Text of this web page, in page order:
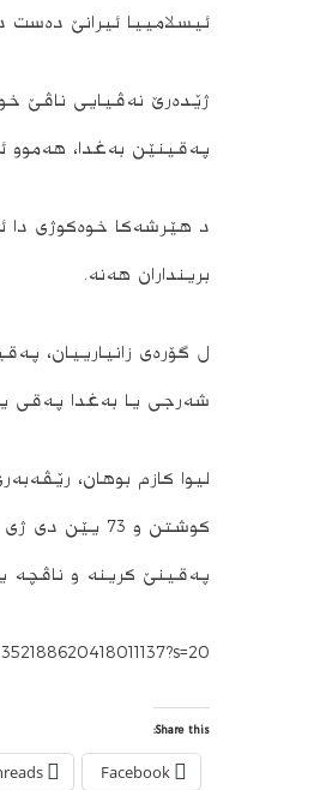
ئیسلامییا ئیرانێ
ژێده‌رێ نه‌ڤیایى ناڤێ
په‌قینێن به‌غدا،
برینداران هه‌نه‌.
ل گۆره‌ى زانیارییان،
شه‌رجى یا به‌غدا په‌قی یه‌ كو 100 مه‌تره‌كان ژ جهێ په‌قینا
كوشتن و 73
په‌قینێ كرینه‌ و ناڤچه‌
Share this:
Facebook